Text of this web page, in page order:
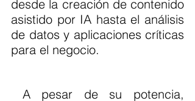
desde la creación de contenido
asistido por IA hasta el análisis
de datos y aplicaciones críticas
para el negocio.